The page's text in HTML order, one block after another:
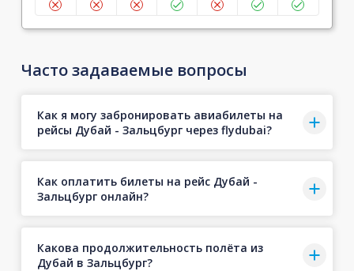
Часто задаваемые вопросы
Как я могу забронировать авиабилеты на
рейсы Дубай - Зальцбург через flydubai?
Как оплатить билеты на рейс Дубай -
Зальцбург онлайн?
Какова продолжительность полёта из
Дубай в Зальцбург?